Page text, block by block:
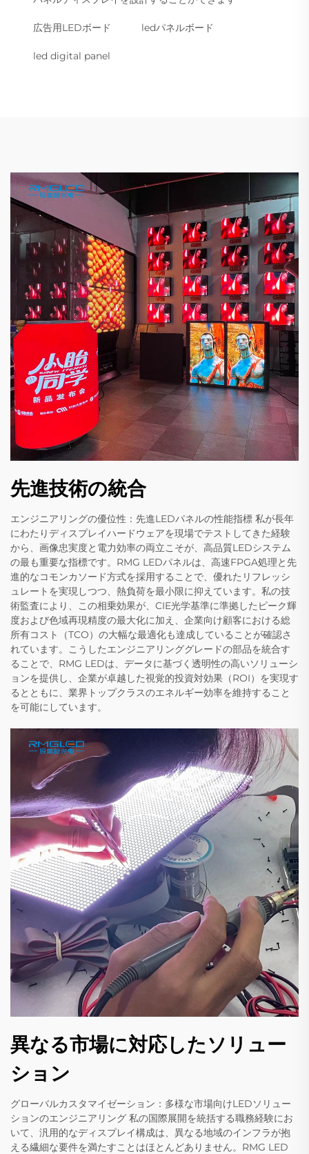
広告用LEDボード ledパネルボード
led digital panel
先進技術の統合
エンジニアリングの優位性：先進LEDパネルの性能指標 私が長年
にわたりディスプレイハードウェアを現場でテストしてきた経験
から、画像忠実度と電力効率の両立こそが、高品質LEDシステム
の最も重要な指標です。RMG LEDパネルは、高速FPGA処理と先
進的なコモンカソード方式を採用することで、優れたリフレッシ
ュレートを実現しつつ、熱負荷を最小限に抑えています。私の技
術監査により、この相乗効果が、CIE光学基準に準拠したピーク輝
度および色域再現精度の最大化に加え、企業向け顧客における総
所有コスト（TCO）の大幅な最適化も達成していることが確認さ
れています。こうしたエンジニアリンググレードの部品を統合す
ることで、RMG LEDは、データに基づく透明性の高いソリューシ
ョンを提供し、企業が卓越した視覚的投資対効果（ROI）を実現す
るとともに、業界トップクラスのエネルギー効率を維持すること
を可能にしています。
異なる市場に対応したソリュー
ション
グローバルカスタマイゼーション：多様な市場向けLEDソリュー
ションのエンジニアリング 私の国際展開を統括する職務経験にお
いて、汎用的なディスプレイ構成は、異なる地域のインフラが抱
える繊細な要件を満たすことはほとんどありません。RMG LED